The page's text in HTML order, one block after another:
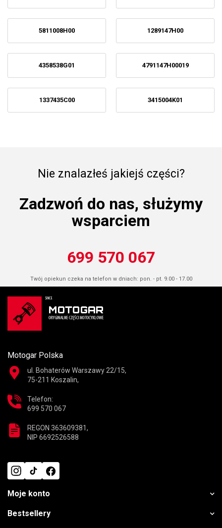
5811008H00 1289147H00
4358538G01 4791147H00019
1337435C00 3415004K01
Nie znalazłeś jakiejś części?
Zadzwoń do nas, służymy
wsparciem
699 570 067
Twój opiekun czeka na telefon w dniach: pon. - pt. 9.00 - 17.00
Motogar Polska
ul. Bohaterów Warszawy 22/15,
75-211 Koszalin,
Telefon:
699 570 067
REGON 363609381,
NIP 6692526588
Moje konto
Bestsellery